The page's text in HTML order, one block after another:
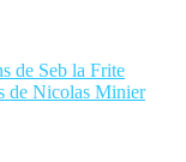
de Seb la Frite
de Nicolas Minier